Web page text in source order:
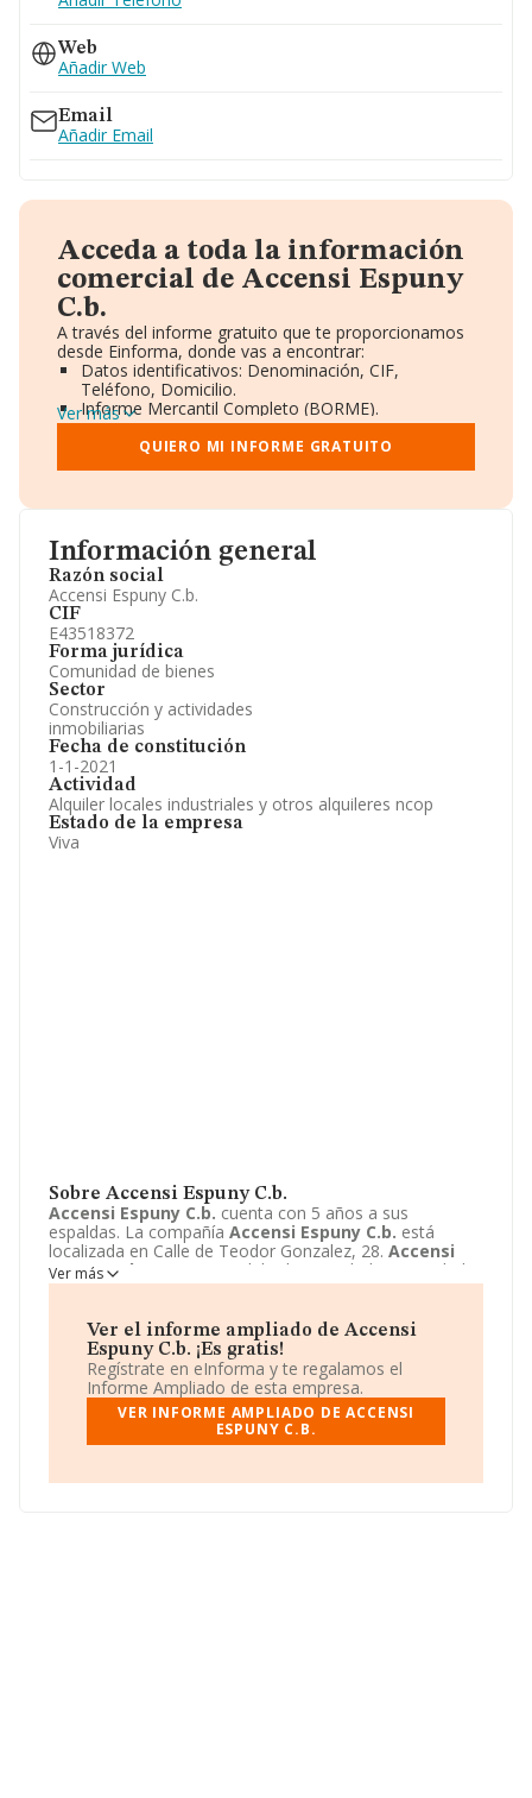
Información general
Razón social
Accensi Espuny C.b.
CIF
E43518372
Forma jurídica
Comunidad de bienes
Sector
Construcción y actividades
inmobiliarias
Fecha de constitución
1-1-2021
Actividad
Alquiler locales industriales y otros alquileres ncop
Estado de la empresa
Viva
Sobre Accensi Espuny C.b.
Accensi Espuny C.b. cuenta con 5 años a sus
espaldas. La compañía Accensi Espuny C.b. está
localizada en Calle de Teodor Gonzalez, 28. Accensi
Espuny C.b.
tiene un modelo de sociedad Comunidad
de bienes.
Ver más
Ver el informe ampliado de Accensi
Espuny C.b. ¡Es gratis!
Regístrate en eInforma y te regalamos el
Informe Ampliado de esta empresa.
VER INFORME AMPLIADO DE ACCENSI
ESPUNY C.B.
Web
Añadir Web
Email
Añadir Email
Acceda a toda la información
comercial de Accensi Espuny
C.b.
A través del informe gratuito que te proporcionamos
desde Einforma, donde vas a encontrar:
Datos identificativos: Denominación, CIF,
Teléfono, Domicilio.
Informe Mercantil Completo (BORME).
Gráficos de Evolución Ventas y Empleados.
Consejo de Administración y Administradores.
Directivos y Ejecutivos.
Información oficial y registral complementaria.
Ver más
QUIERO MI INFORME GRATUITO